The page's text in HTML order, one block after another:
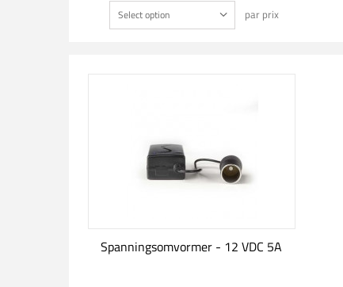
Select option par prix
Spanningsomvormer - 12 VDC 5A